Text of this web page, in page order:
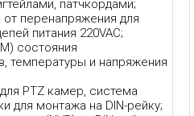
патчкордами;
перенапряжения для
питания 220VAC;
состояния
температуры и напряжения
PTZ камер, система
для монтажа на DIN-рейку;